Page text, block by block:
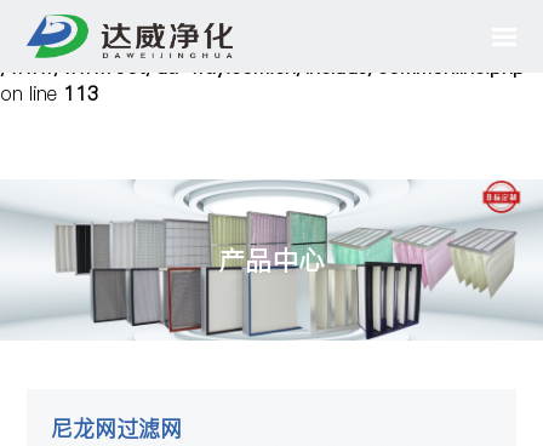
Notice: Undefined variable: cfg_mobile in
/www/wwwroot/da-way.com.cn/include/common.inc.php
on line 113
产品中心
尼龙网过滤网